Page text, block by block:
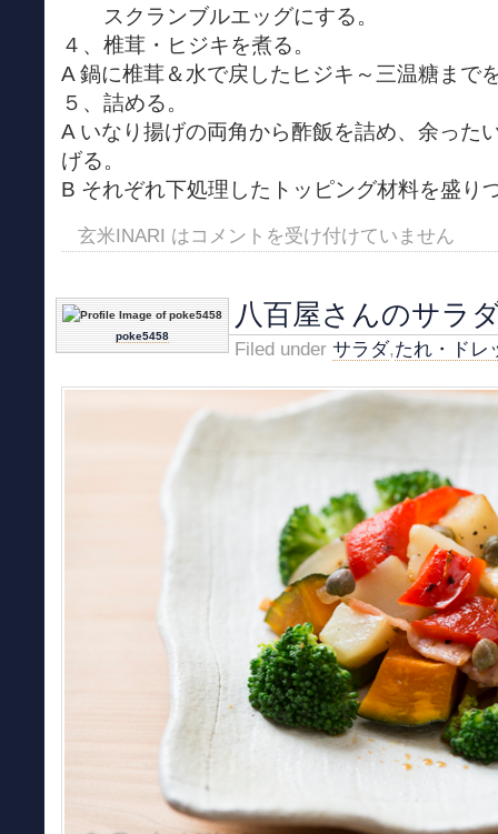
スクランブルエッグにする。
４、椎茸・ヒジキを煮る。
A 鍋に椎茸＆水で戻したヒジキ～三温糖まで
５、詰める。
A いなり揚げの両角から酢飯を詰め、余った
げる。
B それぞれ下処理したトッピング材料を盛り
玄米INARI は コメントを受け付けていません
poke5458
八百屋さんのサラ
Filed under サラダ,たれ・ドレ